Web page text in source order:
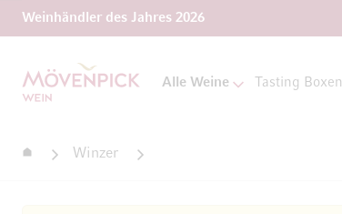
Weinhändler des Jahres 2026
Zur Startseite
Alle Weine Tasting Boxen
StartseiteWinzer